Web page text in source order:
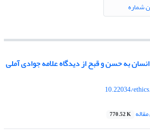
شماره
به حسن و قبح از دیدگاه علامه جوادی آملی
10.22034/
770.52 K